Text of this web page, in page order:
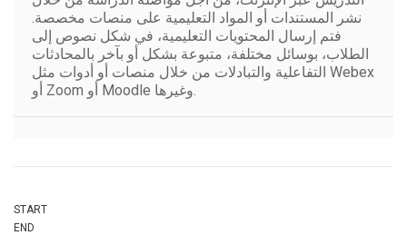
نشر المستندات أو المواد التعليمية على منصات مخصصة.
فتم إرسال المحتويات التعليمية، في شكل نصوص إلى
الطلاب، بوسائل مختلفة، متبوعة بشكل أو بآخر بالمحادثات
التفاعلية والتبادلات من خلال منصات أو أدوات مثل Webex
أو Zoom أو Moodle وغيرها.
START
END